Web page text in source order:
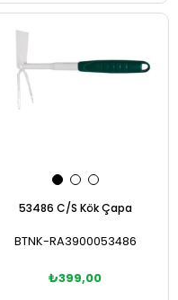
53486 C/S Kök Çapa
BTNK-RA3900053486
₺399,00